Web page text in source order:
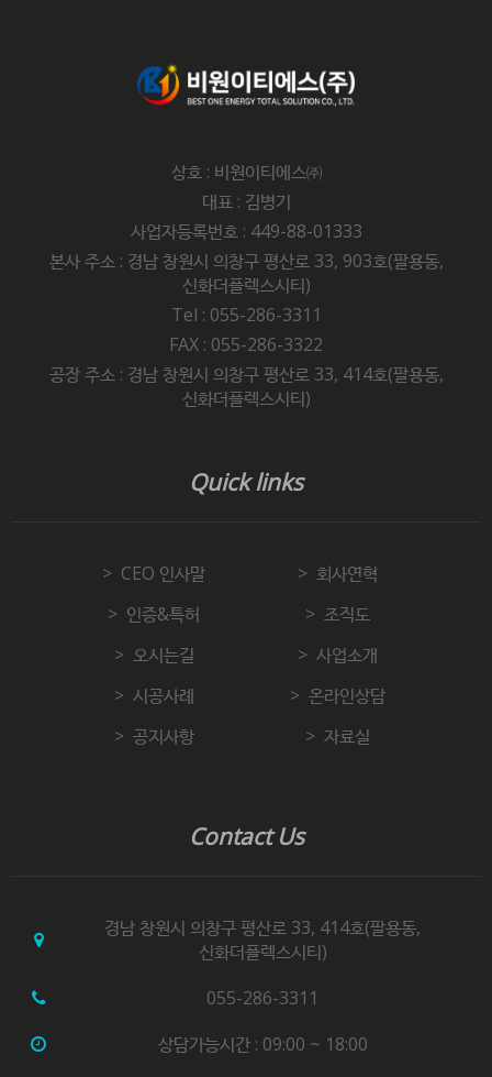
상호 : 비원이티에스㈜
대표 : 김병기
사업자등록번호 : 449-88-01333
본사 주소 : 경남 창원시 의창구 평산로 33, 903호(팔용동,
신화더플렉스시티)
Tel : 055-286-3311
FAX : 055-286-3322
공장 주소 : 경남 창원시 의창구 평산로 33, 414호(팔용동,
신화더플렉스시티)
Quick links
CEO 인사말
회사연혁
인증&특허
조직도
오시는길
사업소개
시공사례
온라인상담
공지사항
자료실
Contact Us
경남 창원시 의창구 평산로 33, 414호(팔용동,
신화더플렉스시티)
055-286-3311
상담가능시간 : 09:00 ~ 18:00